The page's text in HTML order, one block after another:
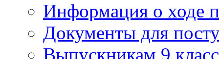
Информация о ходе
Документы для
Выпускникам 9